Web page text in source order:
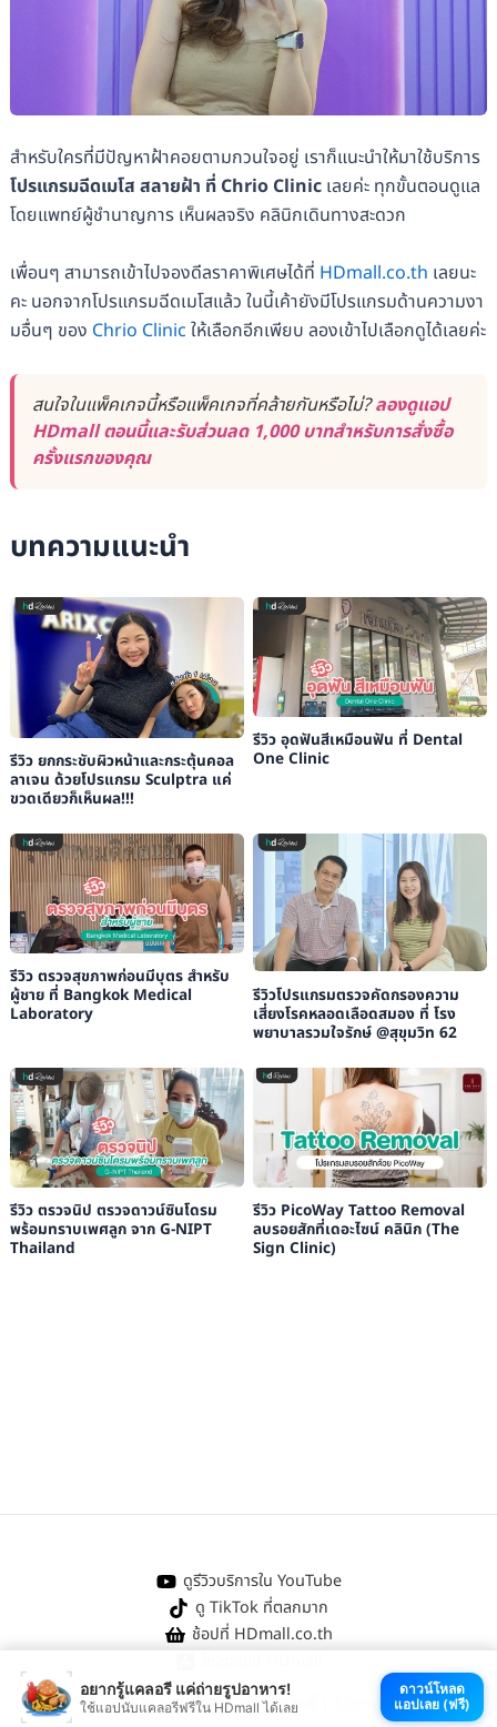
สำหรับใครที่มีปัญหาฝ้าคอยตามกวนใจอยู่ เราก็แนะนำให้มาใช้บริการ
โปรแกรมฉีดเมโส สลายฝ้า ที่ Chrio Clinicเลยค่ะ ทุกขั้นตอนดูแล
โดยแพทย์ผู้ชำนาญการ เห็นผลจริง คลินิกเดินทางสะดวก
เพื่อนๆ สามารถเข้าไปจองดีลราคาพิเศษได้ที่ HDmall.co.th เลยนะ
คะ นอกจากโปรแกรมฉีดเมโสแล้ว ในนี้เค้ายังมีโปรแกรมด้านความงา
มอื่นๆ ของ Chrio Clinic ให้เลือกอีกเพียบ ลองเข้าไปเลือกดูได้เลยค่ะ
สนใจในแพ็คเกจนี้หรือแพ็คเกจที่คล้ายกันหรือไม่?ลองดูแอป
HDmall ตอนนี้และรับส่วนลด 1,000 บาทสำหรับการสั่งซื้อ
ครั้งแรกของคุณ
บทความแนะนำ
รีวิว ยกกระชับผิวหน้าและกระตุ้นคอล
ลาเจน ด้วยโปรแกรม Sculptra แค่
ขวดเดียวก็เห็นผล!!!
รีวิว อุดฟันสีเหมือนฟัน ที่ Dental
One Clinic
รีวิว ตรวจสุขภาพก่อนมีบุตร สำหรับ
ผู้ชาย ที่ Bangkok Medical
Laboratory
รีวิวโปรแกรมตรวจคัดกรองความ
เสี่ยงโรคหลอดเลือดสมอง ที่ โรง
พยาบาลรวมใจรักษ์ @สุขุมวิท 62
รีวิว ตรวจนิป ตรวจดาวน์ซินโดรม
พร้อมทราบเพศลูก จาก G-NIPT
Thailand
รีวิว PicoWay Tattoo Removal
ลบรอยสักที่เดอะไซน์ คลินิก (The
Sign Clinic)
ดูรีวิวบริการใน YouTube
ดู TikTok ที่ตลกมาก
ช้อปที่ HDmall.co.th
@ 2026 HDmall | สงวนลิขสิทธิ์ |
Sitemap
อยากรู้แคลอรี แค่ถ่ายรูปอาหาร!
ใช้แอปนับแคลอรีฟรีใน HDmall ได้เลย
ดาวน์โหลด
แอปเลย (ฟรี)